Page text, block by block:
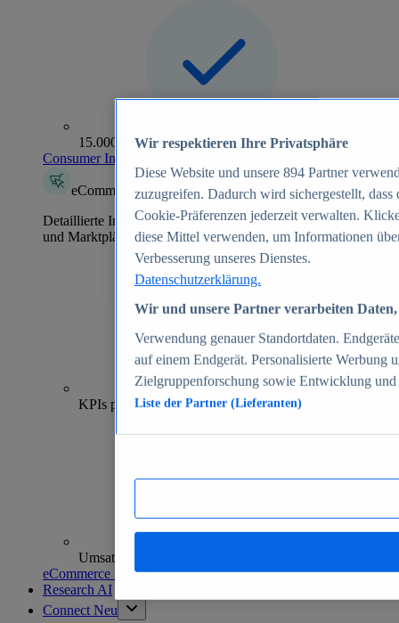
15.000+ Marken
Consumer Insights entdecken
eCommerce Insights
Detaillierte Informationen zu mehr als 39.000 Online-Shops
und Marktplätzen
70+
KPIs pro Shop
Umsatzanalysen und -prognosen
eCommerce Insights entdecken
Research AI
Connect Neu
Wir respektieren Ihre Privatsphäre
Diese Website und unsere 894 Partner
zuzugreifen. Dadurch wird sichergestellt,
Cookie-Präferenzen jederzeit verwalten.
diese Mittel verwenden, um Informationen
Verbesserung unseres Dienstes.
Datenschutzerklärung.
Wir und unsere Partner verarbeiten
Verwendung genauer Standortdaten.
auf einem Endgerät. Personalisierte Werbung
Zielgruppenforschung sowie Entwicklung
Liste der Partner (Lieferanten)